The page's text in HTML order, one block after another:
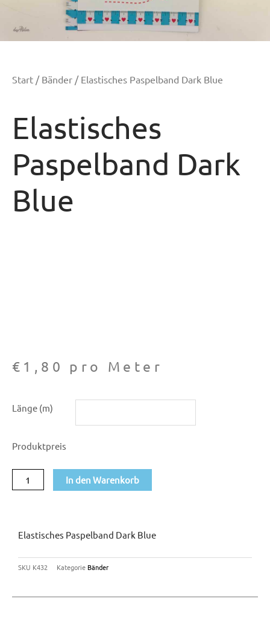
Start / Bänder / Elastisches Paspelband Dark Blue
Elastisches
Paspelband Dark
Blue
€ 1,80 pro Meter
Länge (m)
Produktpreis
Paspelband
Blue
Menge
In den Warenkorb
Elastisches Paspelband Dark Blue
SKU K432 Kategorie Bänder